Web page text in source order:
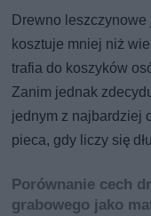
Drewno
kosztuje mniej niż
trafia do koszyków
Zanim jednak
jednym z najbardziej
pieca, gdy liczy się
Porównanie cech
grabowego jako